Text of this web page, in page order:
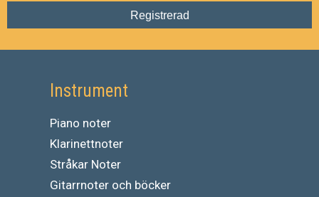
Registrerad
Instrument
Piano noter
Klarinettnoter
Stråkar Noter
Gitarrnoter och böcker